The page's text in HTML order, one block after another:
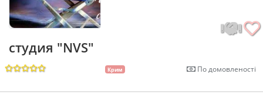
студия "NVS"
Крим По домовленості